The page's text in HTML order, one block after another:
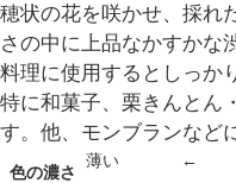
穂状の花を咲かせ、採れ
さの中に上品なかすかな
料理に使用するとしっか
特に和菓子、栗きんとん
す。他、モンブランなど
色の濃さ
薄い ←